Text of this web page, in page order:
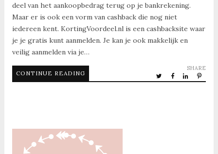
deel van het aankoopbedrag terug op je bankrekening.
Maar er is ook een vorm van cashback die nog niet
iedereen kent. KortingVoordeel.nl is een cashbacksite waar
je je gratis kunt aanmelden. Je kan je ook makkelijk en
veilig aanmelden via je…
CONTINUE READING
SHARE